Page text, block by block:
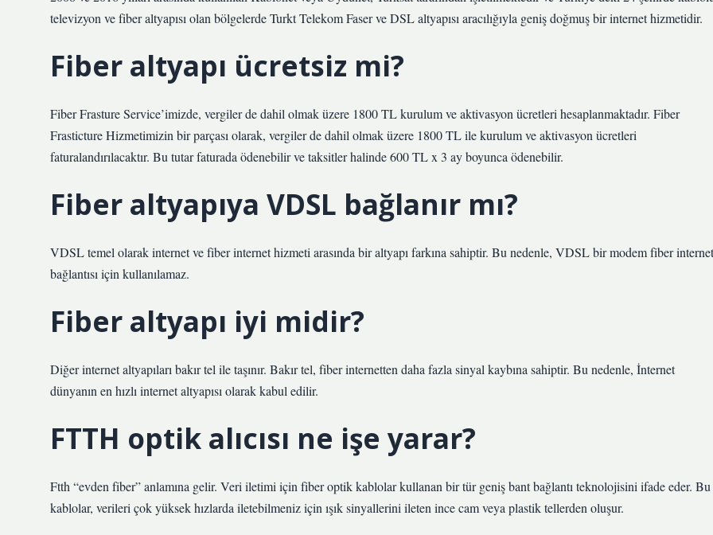
televizyon ve fiber altyapısı olan bölgelerde Turkt Telekom Faser ve DSL altyapısı aracılığıyla geniş doğmuş bir internet hizmetidir.
Fiber altyapı ücretsiz mi?
Fiber Frasture Service’imizde, vergiler de dahil olmak üzere 1800 TL kurulum ve aktivasyon ücretleri hesaplanmaktadır. Fiber
Frasticture Hizmetimizin bir parçası olarak, vergiler de dahil olmak üzere 1800 TL ile kurulum ve aktivasyon ücretleri
faturalandırılacaktır. Bu tutar faturada ödenebilir ve taksitler halinde 600 TL x 3 ay boyunca ödenebilir.
Fiber altyapıya VDSL bağlanır mı?
VDSL temel olarak internet ve fiber internet hizmeti arasında bir altyapı farkına sahiptir. Bu nedenle, VDSL bir modem fiber internet
bağlantısı için kullanılamaz.
Fiber altyapı iyi midir?
Diğer internet altyapıları bakır tel ile taşınır. Bakır tel, fiber internetten daha fazla sinyal kaybına sahiptir. Bu nedenle, İnternet
dünyanın en hızlı internet altyapısı olarak kabul edilir.
FTTH optik alıcısı ne işe yarar?
Ftth “evden fiber” anlamına gelir. Veri iletimi için fiber optik kablolar kullanan bir tür geniş bant bağlantı teknolojisini ifade eder. Bu
kablolar, verileri çok yüksek hızlarda iletebilmeniz için ışık sinyallerini ileten ince cam veya plastik tellerden oluşur.